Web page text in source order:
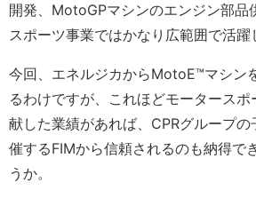
開発、MotoGPマシンのエンジン部品
スポーツ事業ではかなり広範囲で活躍
今回、エネルジカからMotoE™️マシン
るわけですが、これほどモータース
献した業績があれば、CPRグループ
催するFIMから信頼されるのも納得で
うか。